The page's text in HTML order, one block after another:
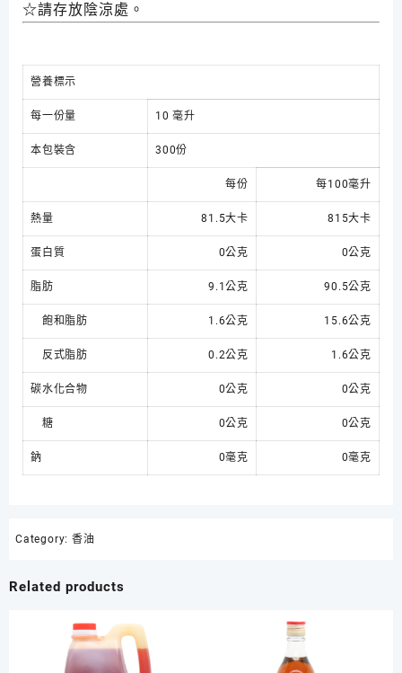
☆請存放陰涼處。
營養標示
每一份量 10 毫升
本包裝含 300份
每份 每100毫升
熱量 81.5大卡 815大卡
蛋白質 0公克 0公克
脂肪 9.1公克 90.5公克
飽和脂肪 1.6公克 15.6公克
反式脂肪 0.2公克 1.6公克
碳水化合物 0公克 0公克
糖 0公克 0公克
鈉 0毫克 0毫克
Category: 香油
Related products